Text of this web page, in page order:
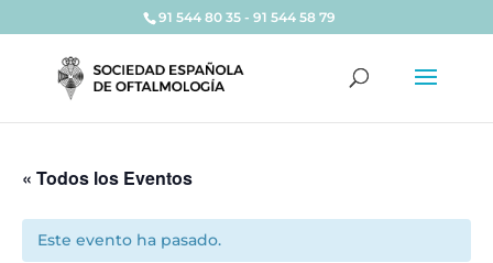
91 544 80 35 - 91 544 58 79
« Todos los Eventos
Este evento ha pasado.